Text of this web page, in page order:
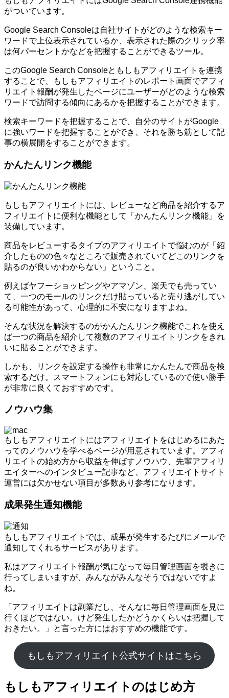
がついています。
Google Search Consoleは自社サイトがどのような検索キー
ワードで上位表示されているか、表示された際のクリック率
は何パーセントかなどを把握することができるツール。
このGoogle Search Consoleともしもアフィリエイトを連携
することで、もしもアフィリエイトのレポート画面でアフィ
リエイト報酬が発生したページにユーザーがどのような検索
ワードで訪問する傾向にあるかを把握することができます。
検索キーワードを把握することで、自分のサイトがGoogle
に強いワードを把握することができ、それを勝ち筋として記
事の横展開をすることができます。
かんたんリンク機能
もしもアフィリエイトには、レビューなど商品を紹介するア
フィリエイトに便利な機能として「かんたんリンク機能」を
装備しています。
商品をレビューするタイプのアフィリエイトで悩むのが「紹
介したものの色々なところで販売されていてどこのリンクを
貼るのが良いかわからない」ということ。
例えばヤフーショッピングやアマゾン、楽天でも売ってい
て、一つのモールのリンクだけ貼っていると売り逃がしてい
る可能性があって、心理的に不安になりますよね。
そんな状況を解決するのがかんたんリンク機能でこれを使え
ば一つの商品を紹介して複数のアフィリエイトリンクをきれ
いに貼ることができます。
しかも、リンクを設定する操作も非常にかんたんで商品を検
索するだけ。スマートフォンにも対応しているので使い勝手
が非常に良くておすすめです。
ノウハウ集
もしもアフィリエイトにはアフィリエイトをはじめるにあた
ってのノウハウを学べるページが用意されています。アフィ
リエイトの始め方から収益を伸ばすノウハウ、先輩アフィリ
エイターへのインタビュー記事など、アフィリエイトサイト
運営には欠かせない項目が多数あり参考になります。
成果発生通知機能
もしもアフィリエイトでは、成果が発生するたびにメールで
通知してくれるサービスがあります。
私はアフィリエイト報酬が気になって毎日管理画面を覗きに
行ってしまいますが、みんながみんなそうではないですよ
ね。
「アフィリエイトは副業だし、そんなに毎日管理画面を見に
行くほどではない。けど発生したかどうかくらいは把握して
おきたい。」と言った方にはおすすめの機能です。
もしもアフィリエイト公式サイトはこちら
もしもアフィリエイトのはじめ方